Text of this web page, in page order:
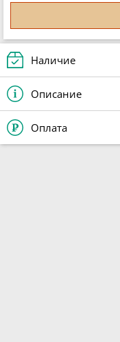
Наличие
Описание
Оплата